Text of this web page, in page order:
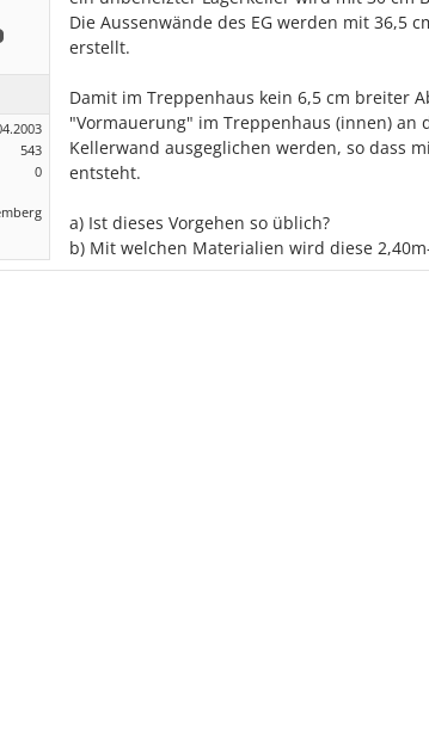
543
0
Die Aussenwände des EG werden mit 36,5
erstellt.
Damit im Treppenhaus kein 6,5 cm breiter
"Vormauerung" im Treppenhaus (innen)
Kellerwand ausgeglichen werden, so dass
entsteht.
a) Ist dieses Vorgehen so üblich?
b) Mit welchen Materialien wird diese